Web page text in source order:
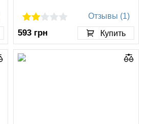
Отзывы (1)
593 грн Купить